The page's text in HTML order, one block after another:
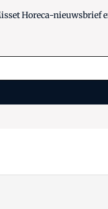
Horeca-nieuwsbrief